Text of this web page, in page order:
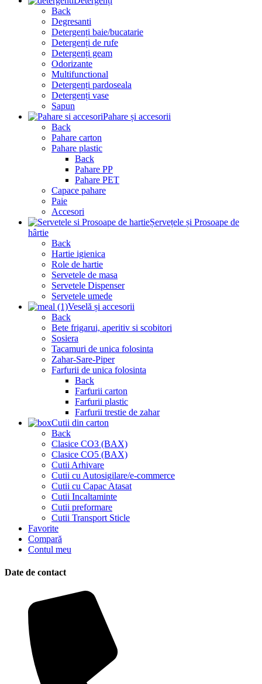
Back
Degresanti
Detergenți baie/bucatarie
Detergenți de rufe
Detergenți geam
Odorizante
Multifunctional
Detergenți pardoseala
Detergenți vase
Sapun
Pahare și accesorii
Back
Pahare carton
Pahare plastic
Back
Pahare PP
Pahare PET
Capace pahare
Paie
Accesori
Șervețele și Prosoape de
hârtie
Back
Hartie igienica
Role de hartie
Servetele de masa
Servetele Dispenser
Servetele umede
Veselă și accesorii
Back
Bete frigarui, aperitiv si scobitori
Sosiera
Tacamuri de unica folosinta
Zahar-Sare-Piper
Farfurii de unica folosinta
Back
Farfurii carton
Farfurii plastic
Farfurii trestie de zahar
Cutii din carton
Back
Clasice CO3 (BAX)
Clasice CO5 (BAX)
Cutii Arhivare
Cutii cu Autosigilare/e-commerce
Cutii cu Capac Atasat
Cutii Incaltaminte
Cutii preformare
Cutii Transport Sticle
Favorite
Compară
Contul meu
Date de contact